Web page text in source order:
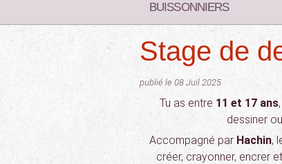
BUISSONNIERS
Stage de
publié le 08 Juil 2025
Tu as entre 11 et 17 ans
dessiner
Accompagné par Hachin,
créer, crayonner, encrer